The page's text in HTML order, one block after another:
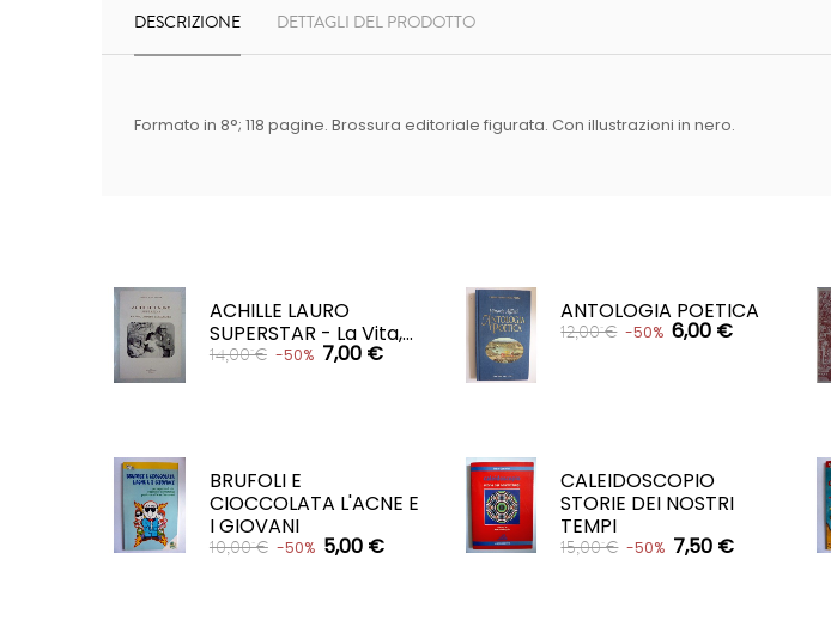
DESCRIZIONE DETTAGLI DEL PRODOTTO
Formato in 8°; 118 pagine. Brossura editoriale figurata. Con illustrazioni in nero.
ACHILLE LAURO
SUPERSTAR - La Vita,...
14,00 € -50% 7,00 €
ANTOLOGIA POETICA
12,00 € -50% 6,00 €
BRUFOLI E
CIOCCOLATA L'ACNE E
I GIOVANI
10,00 € -50% 5,00 €
CALEIDOSCOPIO
STORIE DEI NOSTRI
TEMPI
15,00 € -50% 7,50 €